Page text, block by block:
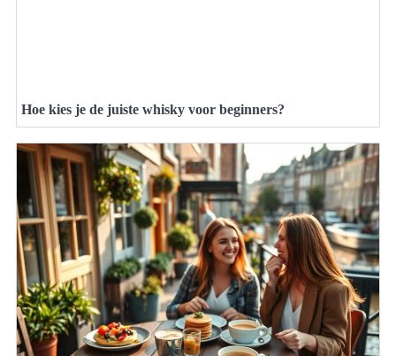
Hoe kies je de juiste whisky voor beginners?